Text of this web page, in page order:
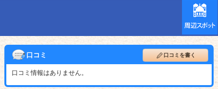
口コミ 口コミを書く
口コミ情報はありません。